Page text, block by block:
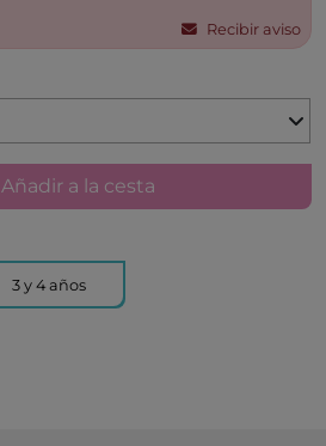
Recibir aviso
Añadir a la cesta
3 y 4 años